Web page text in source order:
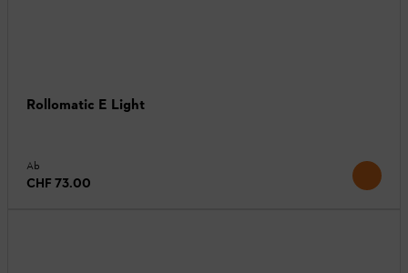
Rollomatic E Light
Ab
CHF 73.00